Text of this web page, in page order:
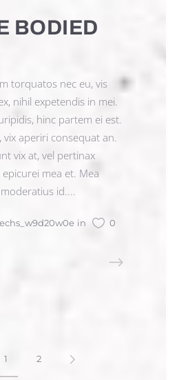
BODIED
torquatos nec eu, vis
nihil expetendis in mei.
hinc partem ei est.
vix aperiri consequat an.
vix at, vel pertinax
mea et. Mea
id....
in
0
1 2